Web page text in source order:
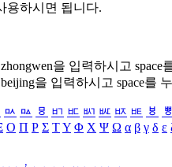
용하시면 됩니다.
zhongwen을 입력하시고 space
beijing을 입력하시고 space를
ㅯ ㅰ ㅱ ㅲ ㅳ ㅴ ㅵ ㅶ ㅷ ㅸ ㅹ
Ο Π Ρ Σ ΤΥ Φ Χ Ψ Ω α β γ δ ε